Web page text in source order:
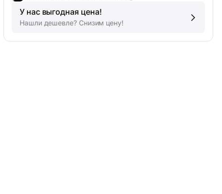
У нас выгодная цена!
Нашли дешевле? Снизим цену!